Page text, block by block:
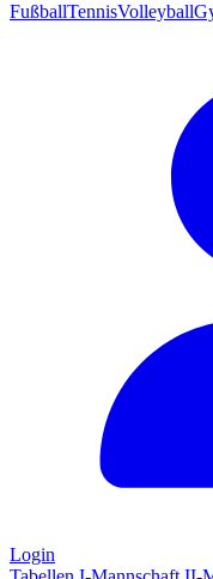
FußballTennisVolleyball
Login